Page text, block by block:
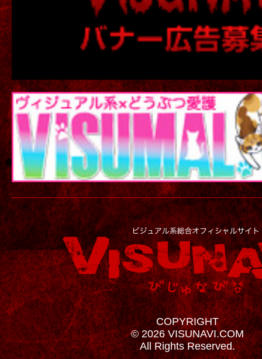
COPYRIGHT
© 2026 VISUNAVI.COM
All Rights Reserved.